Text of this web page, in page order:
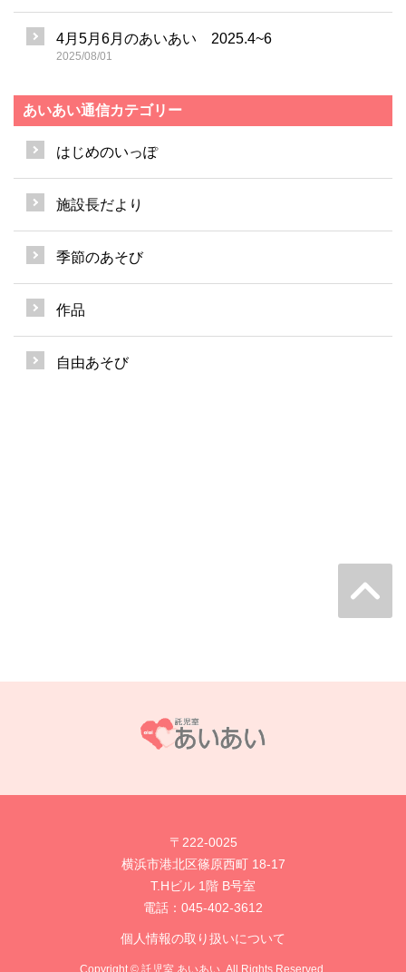
4月5月6月のあいあい 2025.4~6
2025/08/01
あいあい通信カテゴリー
はじめのいっぽ
施設長だより
季節のあそび
作品
自由あそび
〒222-0025
横浜市港北区篠原西町 18-17
T.Hビル 1階 B号室
電話： 045-402-3612
個人情報の取り扱いについて
Copyright © 託児室 あいあい. All Rights Reserved.